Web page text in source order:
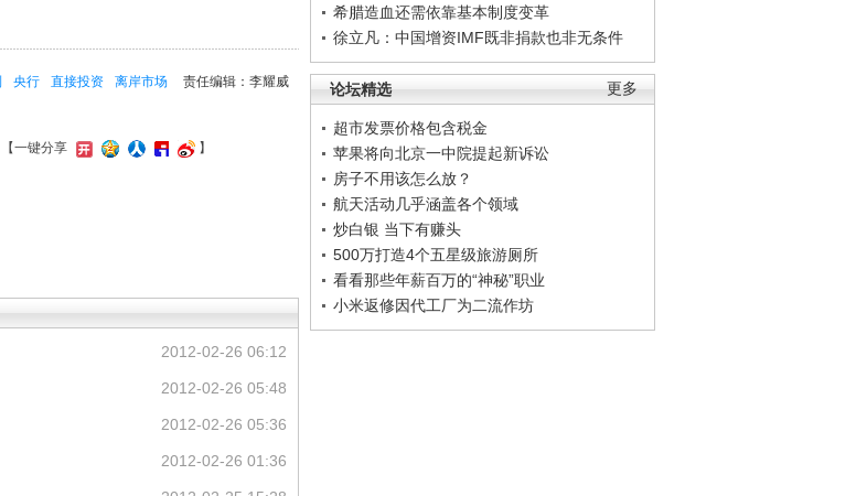
希腊造血还需依靠基本制度变革
徐立凡：中国增资IMF既非捐款也非无条件
更多
论坛精选
超市发票价格包含税金
苹果将向北京一中院提起新诉讼
房子不用该怎么放？
航天活动几乎涵盖各个领域
炒白银 当下有赚头
500万打造4个五星级旅游厕所
看看那些年薪百万的“神秘”职业
小米返修因代工厂为二流作坊
责任编辑：李耀威
央行 直接投资
离岸市场
【一键分享 】
2012-02-26 06:12
2012-02-26 05:48
2012-02-26 05:36
2012-02-26 01:36